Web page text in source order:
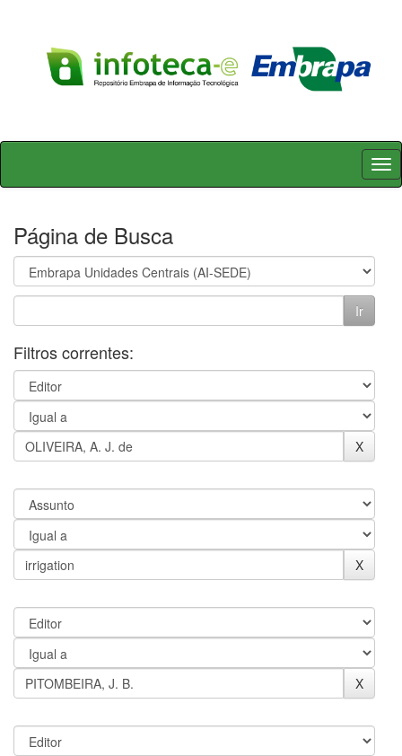
Skip
Página de Busca
Filtros correntes: